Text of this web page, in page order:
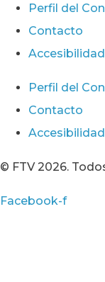
Perfil del
Contacto
Accesibilidad
Perfil del
Contacto
Accesibilidad
© FTV 2026.
Facebook-f